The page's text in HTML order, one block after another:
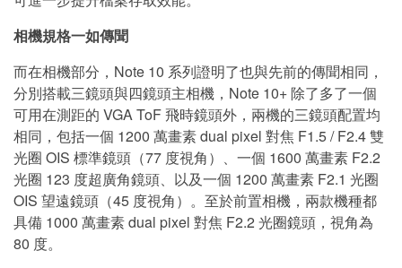
相機規格一如傳聞
而在相機部分，Note 10 系列證明了也與先前的傳聞相同，
分別搭載三鏡頭與四鏡頭主相機，Note 10+ 除了多了一個
可用在測距的 VGA ToF 飛時鏡頭外，兩機的三鏡頭配置均
相同，包括一個 1200 萬畫素 dual pixel 對焦 F1.5 / F2.4 雙
光圈 OIS 標準鏡頭（77 度視角）、一個 1600 萬畫素 F2.2
光圈 123 度超廣角鏡頭、以及一個 1200 萬畫素 F2.1 光圈
OIS 望遠鏡頭（45 度視角）。至於前置相機，兩款機種都
具備 1000 萬畫素 dual pixel 對焦 F2.2 光圈鏡頭，視角為
80 度。